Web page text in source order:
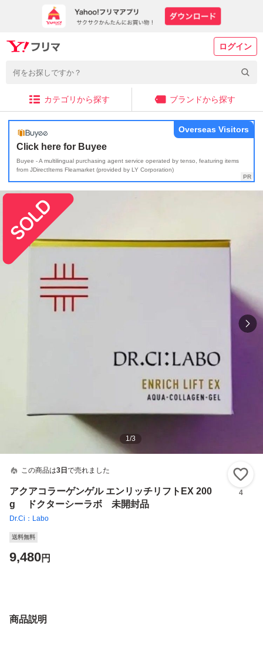
ログイン
カテゴリから探す ブランドから探す
Click here for Buyee
Buyee - A multilingual purchasing agent service operated by tenso, featuring items
from JDirectItems Fleamarket (provided by LY Corporation)
Overseas Visitors
1/3
この商品は3日 で売れました
アクアコラーゲンゲル エンリッチリフトEX 200
g ドクターシーラボ 未開封品
Dr.Ci：Labo
4
送料無料
9,480円
商品説明